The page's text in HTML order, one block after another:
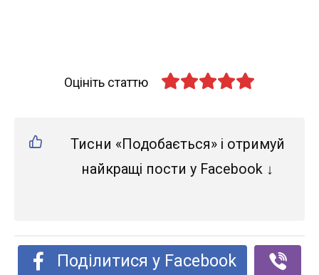
Оцініть статтю
Тисни «Подобається» і отримуй
найкращі пости у Facebook ↓
Поділитися у Facebook